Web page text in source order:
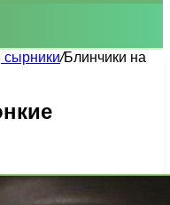
сырники/Блинчики на